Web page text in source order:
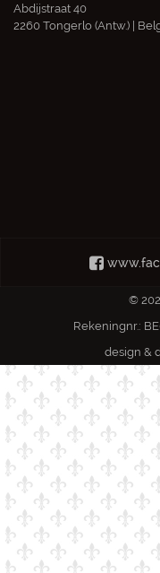
Abdijstraat 40
2260 Tongerlo (Antw.) |
©
Rekeningnr.:
design &